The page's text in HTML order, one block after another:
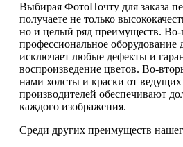
Выбирая ФотоПочту для заказа
получаете не только
но и целый ряд преимуществ.
профессиональное оборудование
исключает любые дефекты и
воспроизведение цветов. Во-
нами холсты и краски от
производителей обеспечивают
каждого изображения.
Среди других преимуществ